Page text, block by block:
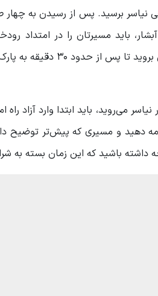
نیاسر برسید. پس از رسیدن به
باید مسیرتان را در
پله‌های سنگی و گاهی
می‌ر‌وید، باید ابتدا وارد آزاد
دهید و مسیری که پیش‌تر توضیح
داشته باشید که این زمان بسته